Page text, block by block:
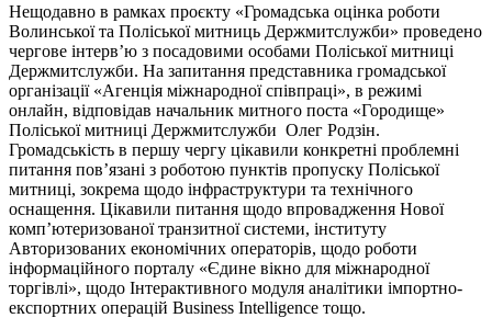
Нещодавно в рамках проєкту «Громадська оцінка роботи
Волинської та Поліської митниць Держмитслужби» проведено
чергове інтерв’ю з посадовими особами Поліської митниці
Держмитслужби. На запитання представника громадської
організації «Агенція міжнародної співпраці», в режимі
онлайн, відповідав начальник митного поста «Городище»
Поліської митниці Держмитслужби Олег Родзін.
Громадськість в першу чергу цікавили конкретні проблемні
питання пов’язані з роботою пунктів пропуску Поліської
митниці, зокрема щодо інфраструктури та технічного
оснащення. Цікавили питання щодо впровадження Нової
комп’ютеризованої транзитної системи, інституту
Авторизованих економічних операторів, щодо роботи
інформаційного порталу «Єдине вікно для міжнародної
торгівлі», щодо Інтерактивного модуля аналітики імпортно-
експортних операцій Business Intelligence тощо.